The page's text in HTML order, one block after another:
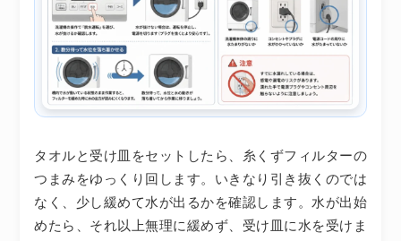
タオルと受け皿をセットしたら、糸くずフィルターの
つまみをゆっくり回します。いきなり引き抜くのでは
なく、少し緩めて水が出るかを確認します。水が出始
めたら、それ以上無理に緩めず、受け皿に水を受けま